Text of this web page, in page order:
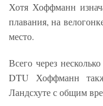
Хотя Хоффманн
плавания, на
место.
Всего через
DTU Хоффманн
Ландсхуте с общим